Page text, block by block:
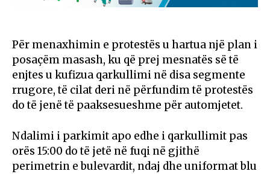
Për menaxhimin e protestës u hartua një plan i
posaçëm masash, ku që prej mesnatës së të
enjtes u kufizua qarkullimi në disa segmente
rrugore, të cilat deri në përfundim të protestës
do të jenë të paaksesueshme për automjetet.
Ndalimi i parkimit apo edhe i qarkullimit pas
orës 15:00 do të jetë në fuqi në gjithë
perimetrin e bulevardit, ndaj dhe uniformat blu